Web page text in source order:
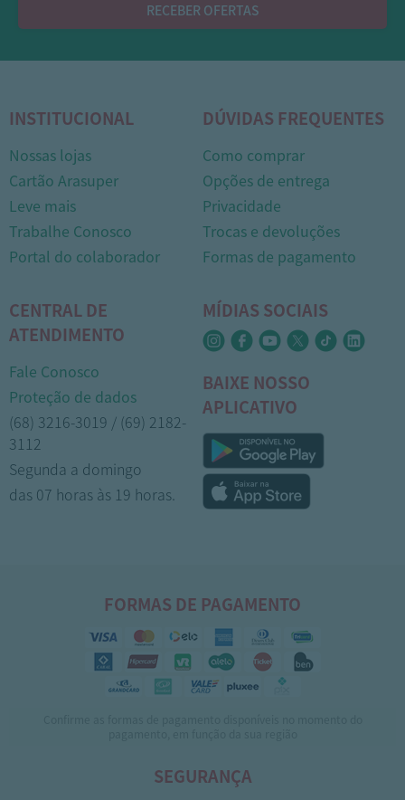
1
RECEBER OFERTAS
INSTITUCIONAL
Nossas lojas
Cartão Arasuper
Leve mais
Trabalhe Conosco
Portal do colaborador
DÚVIDAS FREQUENTES
Como comprar
Opções de entrega
Privacidade
Trocas e devoluções
Formas de pagamento
CENTRAL DE
ATENDIMENTO
Fale Conosco
Proteção de dados
(68) 3216-3019 / (69) 2182-
3112
Segunda a domingo
das 07 horas às 19 horas.
MÍDIAS SOCIAIS
BAIXE NOSSO
APLICATIVO
FORMAS DE PAGAMENTO
SEGURANÇA